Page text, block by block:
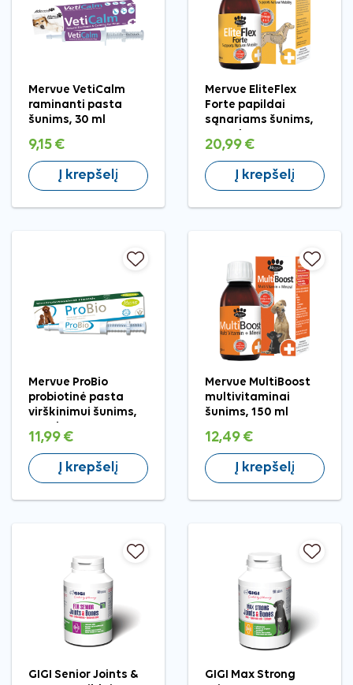
Mervue VetiCalm
raminanti pasta
šunims, 30 ml
9,15 €
Į krepšelį
Mervue EliteFlex
Forte papildai
sąnariams šunims,
150 ml
20,99 €
Į krepšelį
Mervue ProBio
probiotinė pasta
virškinimui šunims,
11,99 €
Į krepšelį
Mervue MultiBoost
multivitaminai
šunims, 150 ml
12,49 €
Į krepšelį
GIGI Senior Joints &
GIGI Max Strong